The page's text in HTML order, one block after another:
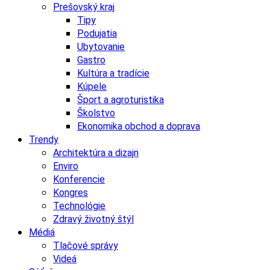
Prešovský kraj
Tipy
Podujatia
Ubytovanie
Gastro
Kultúra a tradície
Kúpele
Šport a agroturistika
Školstvo
Ekonomika obchod a doprava
Trendy
Architektúra a dizajn
Enviro
Konferencie
Kongres
Technológie
Zdravý životný štýl
Médiá
Tlačové správy
Videá